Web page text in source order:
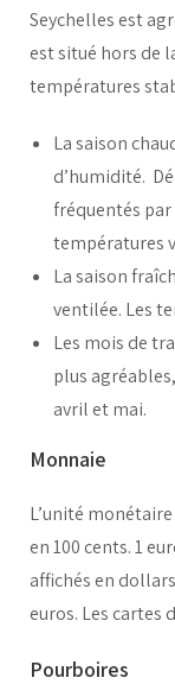
Seychelles est
est situé hors de
températures
La saison
d’humidité.
fréquentés par
températures
La saison
ventilée. Les
Les mois de
plus
avril et mai.
Monnaie
L’unité
en 100 cents. 1
affichés en
euros. Les cartes
Pourboires